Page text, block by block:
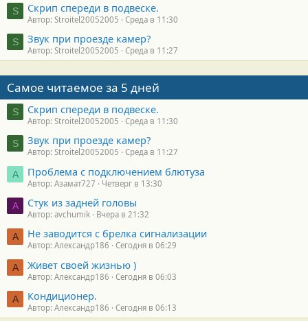
S Скрип спереди в подвеске.
Автор: Stroitel20052005 Среда в 11:30
S Звук при проезде камер?
Автор: Stroitel20052005 Среда в 11:27
Самое читаемое за 5 дней
S Скрип спереди в подвеске.
Автор: Stroitel20052005 Среда в 11:30
S Звук при проезде камер?
Автор: Stroitel20052005 Среда в 11:27
А Проблема с подключением блютуза
Автор: Азамат727 Четверг в 13:30
A Стук из задней головы
Автор: avchumik Вчера в 21:32
А Не заводится с брелка сигнализации
Автор: Александр186 Сегодня в 06:29
А Живет своей жизнью )
Автор: Александр186 Сегодня в 06:03
А Кондиционер.
Автор: Александр186 Сегодня в 06:13